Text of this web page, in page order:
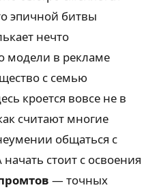
эпичной битвы
нечто
модели в рекламе
с семью
кроется вовсе не в
считают многие
общаться с
стоит с освоения
— точных